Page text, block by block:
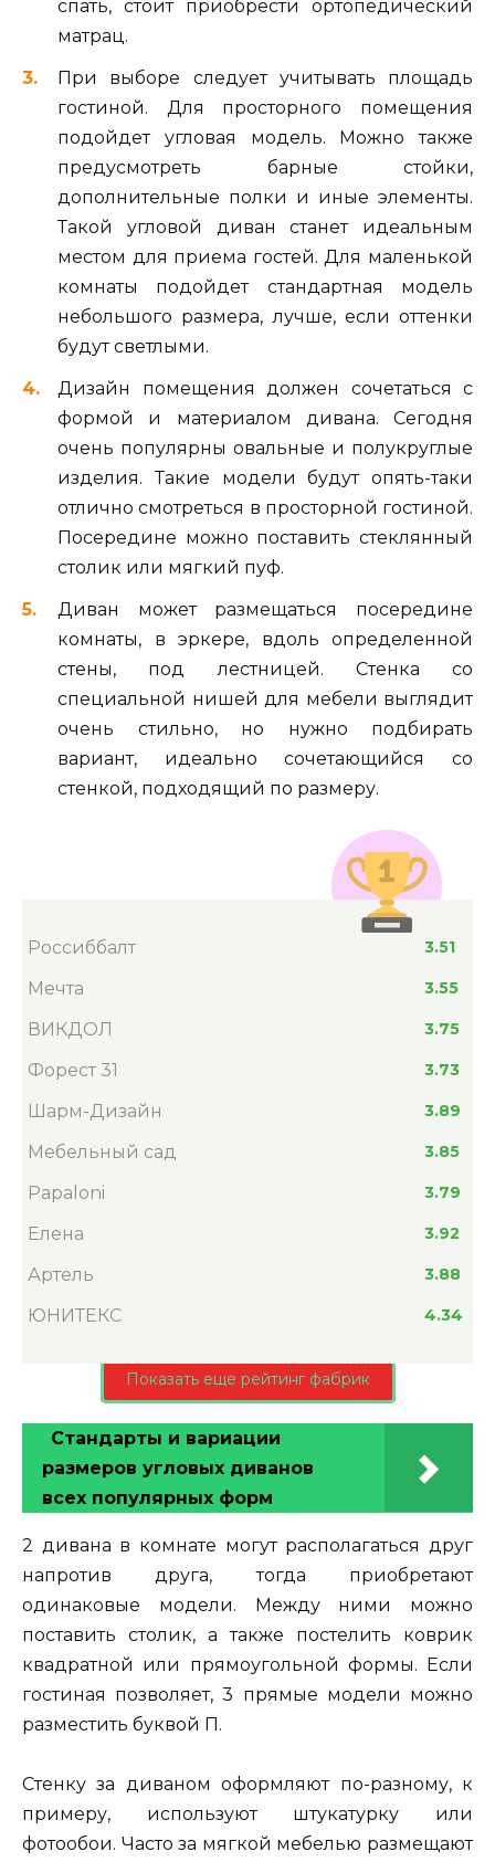
спать, стоит приобрести ортопедический
матрац.
При выборе следует учитывать площадь
гостиной. Для просторного помещения
подойдет угловая модель. Можно также
предусмотреть барные стойки,
дополнительные полки и иные элементы.
Такой угловой диван станет идеальным
местом для приема гостей. Для маленькой
комнаты подойдет стандартная модель
небольшого размера, лучше, если оттенки
будут светлыми.
Дизайн помещения должен сочетаться с
формой и материалом дивана. Сегодня
очень популярны овальные и полукруглые
изделия. Такие модели будут опять-таки
отлично смотреться в просторной гостиной.
Посередине можно поставить стеклянный
столик или мягкий пуф.
Диван может размещаться посередине
комнаты, в эркере, вдоль определенной
стены, под лестницей. Стенка со
специальной нишей для мебели выглядит
очень стильно, но нужно подбирать
вариант, идеально сочетающийся со
стенкой, подходящий по размеру.
Россиббалт 3.51
Мечта 3.55
ВИКДОЛ 3.75
Форест 31 3.73
Шарм-Дизайн 3.89
Мебельный сад 3.85
Papaloni 3.79
Елена 3.92
Артель 3.88
ЮНИТЕКС 4.34
Показать еще рейтинг фабрик
Стандарты и вариации
размеров угловых диванов
всех популярных форм
2 дивана в комнате могут располагаться друг
напротив друга, тогда приобретают
одинаковые модели. Между ними можно
поставить столик, а также постелить коврик
квадратной или прямоугольной формы. Если
гостиная позволяет, 3 прямые модели можно
разместить буквой П.
Стенку за диваном оформляют по-разному, к
примеру, используют штукатурку или
фотообои. Часто за мягкой мебелью размещают